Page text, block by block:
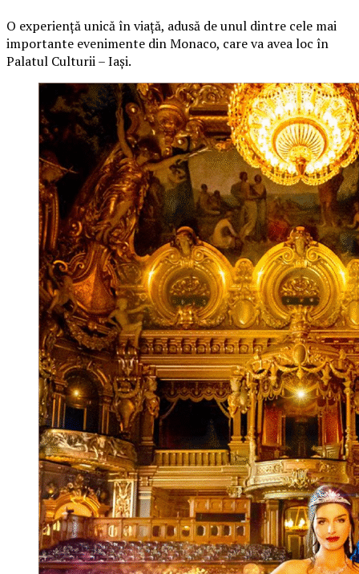
O experiență unică în viață, adusă de unul dintre cele mai
importante evenimente din Monaco, care va avea loc în
Palatul Culturii – Iași.